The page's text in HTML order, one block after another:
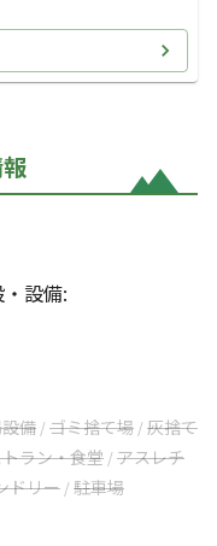
設備:
備 /ゴミ捨て場 /灰捨て
ラン・食堂 /アスレチ
ドリー /駐車場